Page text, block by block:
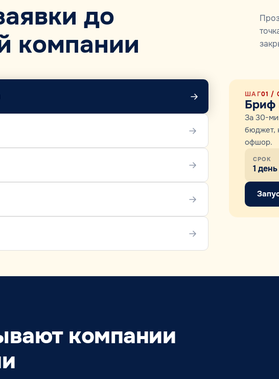
до
компании
ШАГ01 /
Бриф
За 30-
бюджет,
офшор.
СРОК
1 день
компании